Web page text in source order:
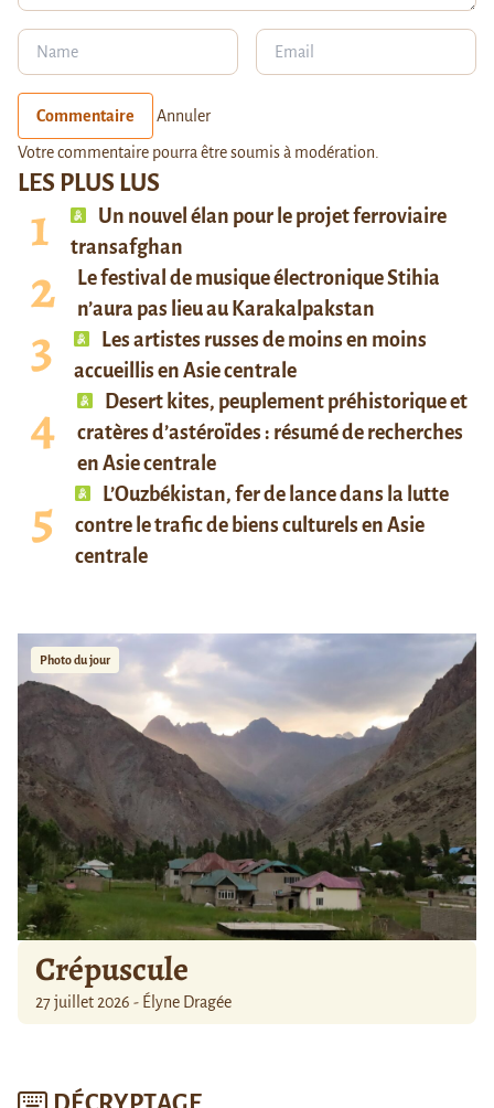
LES PLUS LUS
Un nouvel élan pour le projet ferroviaire
transafghan
Le festival de musique électronique Stihia
n’aura pas lieu au Karakalpakstan
Les artistes russes de moins en moins
accueillis en Asie centrale
Desert kites, peuplement préhistorique et
cratères d’astéroïdes : résumé de recherches
en Asie centrale
L’Ouzbékistan, fer de lance dans la lutte
contre le trafic de biens culturels en Asie
centrale
Photo du jour
Crépuscule
27 juillet 2026 - Élyne Dragée
Commentaire Annuler
Votre commentaire pourra être soumis à modération.